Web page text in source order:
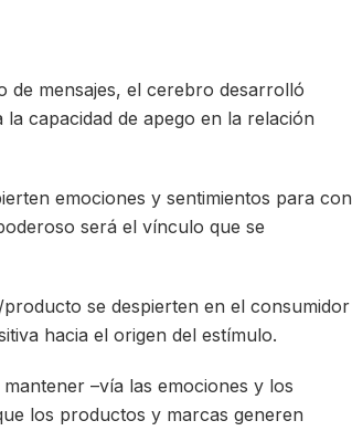
de mensajes, el cerebro desarrolló
capacidad de apego en la relación
emociones y sentimientos para con
será el vínculo que se
se despierten en el consumidor
hacia el origen del estímulo.
–vía las emociones y los
los productos y marcas generen